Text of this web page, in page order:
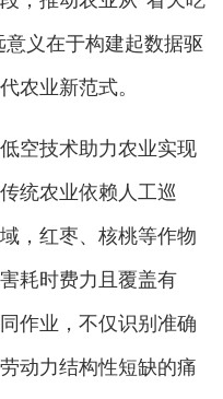
意义在于构建起数据驱
农业新范式。
空技术助力农业实现
统农业依赖人工巡
，红枣、核桃等作物
耗时费力且覆盖有
作业，不仅识别准确
动力结构性短缺的痛